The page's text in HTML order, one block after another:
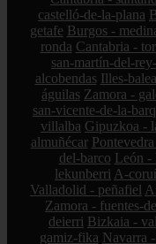
castelló-de-la-plana
getafe Burgos -
ronda Cantabria -
san-martín-del-
alcobendas Illes-
águilas Zamora -
san-vicente-de-la-
villalba Gipuzkoa -
almuñécar
del-barco León -
lekunberri A-
Valladolid - peñafiel
Zamora - fuentes-
deierri Bizkaia -
gamiz-fika Navarra